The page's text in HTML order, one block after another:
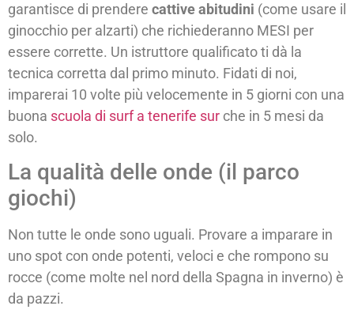
garantisce di prendere cattive abitudini (come usare il
ginocchio per alzarti) che richiederanno MESI per
essere corrette. Un istruttore qualificato ti dà la
tecnica corretta dal primo minuto. Fidati di noi,
imparerai 10 volte più velocemente in 5 giorni con una
buona scuola di surf a tenerife sur che in 5 mesi da
solo.
La qualità delle onde (il parco
giochi)
Non tutte le onde sono uguali. Provare a imparare in
uno spot con onde potenti, veloci e che rompono su
rocce (come molte nel nord della Spagna in inverno) è
da pazzi.